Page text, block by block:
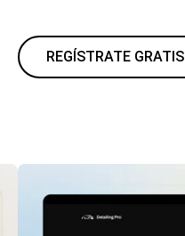
REGÍSTRATE GRATIS